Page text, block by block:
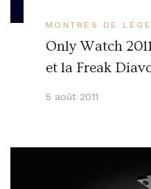
MONTRES DE
Only Watch
et la Freak
5 août 2011